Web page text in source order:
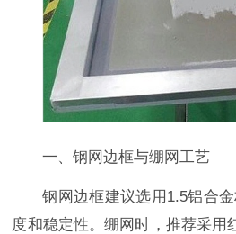
一、钢网边框与绷网工艺
钢网边框建议选用1.5铝合
度和稳定性。绷网时，推荐采用